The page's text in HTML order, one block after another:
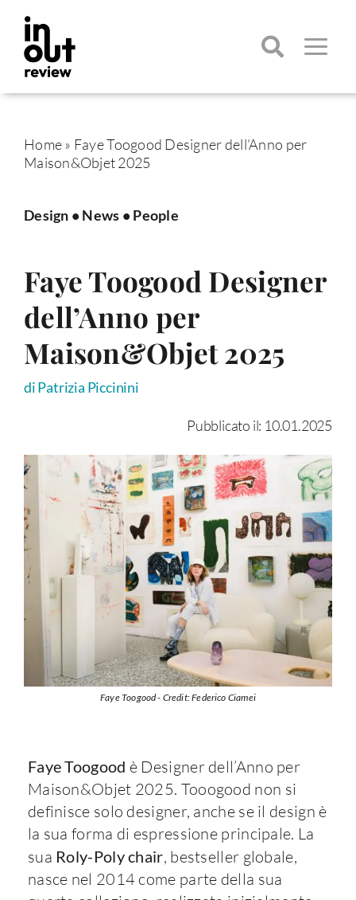
contenuto
Toggle
per:
Home» Faye Toogood Designer dell’Anno per
Maison&Objet 2025
Design • News • People
Faye Toogood Designer
dell’Anno per
Maison&Objet 2025
di Patrizia Piccinini
Pubblicato il: 10.01.2025
Faye Toogood - Credit: Federico Ciamei
Faye Toogood è Designer dell’Anno per
Maison&Objet 2025. Tooogood non si
definisce solo designer, anche se il design è
la sua forma di espressione principale. La
sua Roly-Poly chair, bestseller globale,
nasce nel 2014 come parte della sua